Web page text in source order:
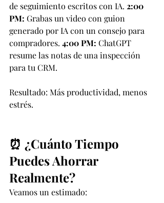
de seguimiento escritos con IA. 2:00
PM: Grabas un video con guion
generado por IA con un consejo para
compradores. 4:00 PM: ChatGPT
resume las notas de una inspección
para tu CRM.
Resultado: Más productividad, menos
estrés.
⏰ ¿Cuánto Tiempo
Puedes Ahorrar
Realmente?
Veamos un estimado: